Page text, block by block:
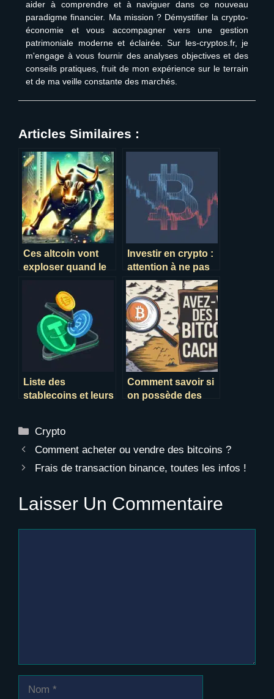
aider à comprendre et à naviguer dans ce nouveau
paradigme financier. Ma mission ? Démystifier la crypto-
économie et vous accompagner vers une gestion
patrimoniale moderne et éclairée. Sur les-cryptos.fr, je
m'engage à vous fournir des analyses objectives et des
conseils pratiques, fruit de mon expérience sur le terrain
et de ma veille constante des marchés.
Articles Similaires :
Ces altcoin vont
exploser quand le
hausse
Investir en crypto :
attention à ne pas
perdre plus que
prévu !
Liste des
stablecoins et leurs
Comment savoir si
on possède des
Catégories
Crypto
Comment acheter ou vendre des bitcoins ?
Frais de transaction binance, toutes les infos !
Laisser Un Commentaire